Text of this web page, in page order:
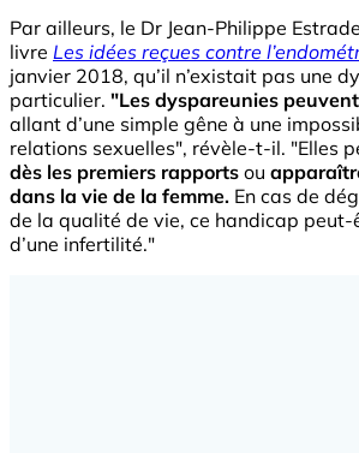
Par ailleurs, le Dr Jean-Philippe
livre Les idées reçues contre
janvier 2018, qu’il n’existait pas une
particulier. "Les dyspareunies
allant d’une simple gêne à une
relations sexuelles", révèle-t-il. "Elles
dès les premiers rapports ou
dans la vie de la femme. En cas de
de la qualité de vie, ce handicap peut-
d’une infertilité."